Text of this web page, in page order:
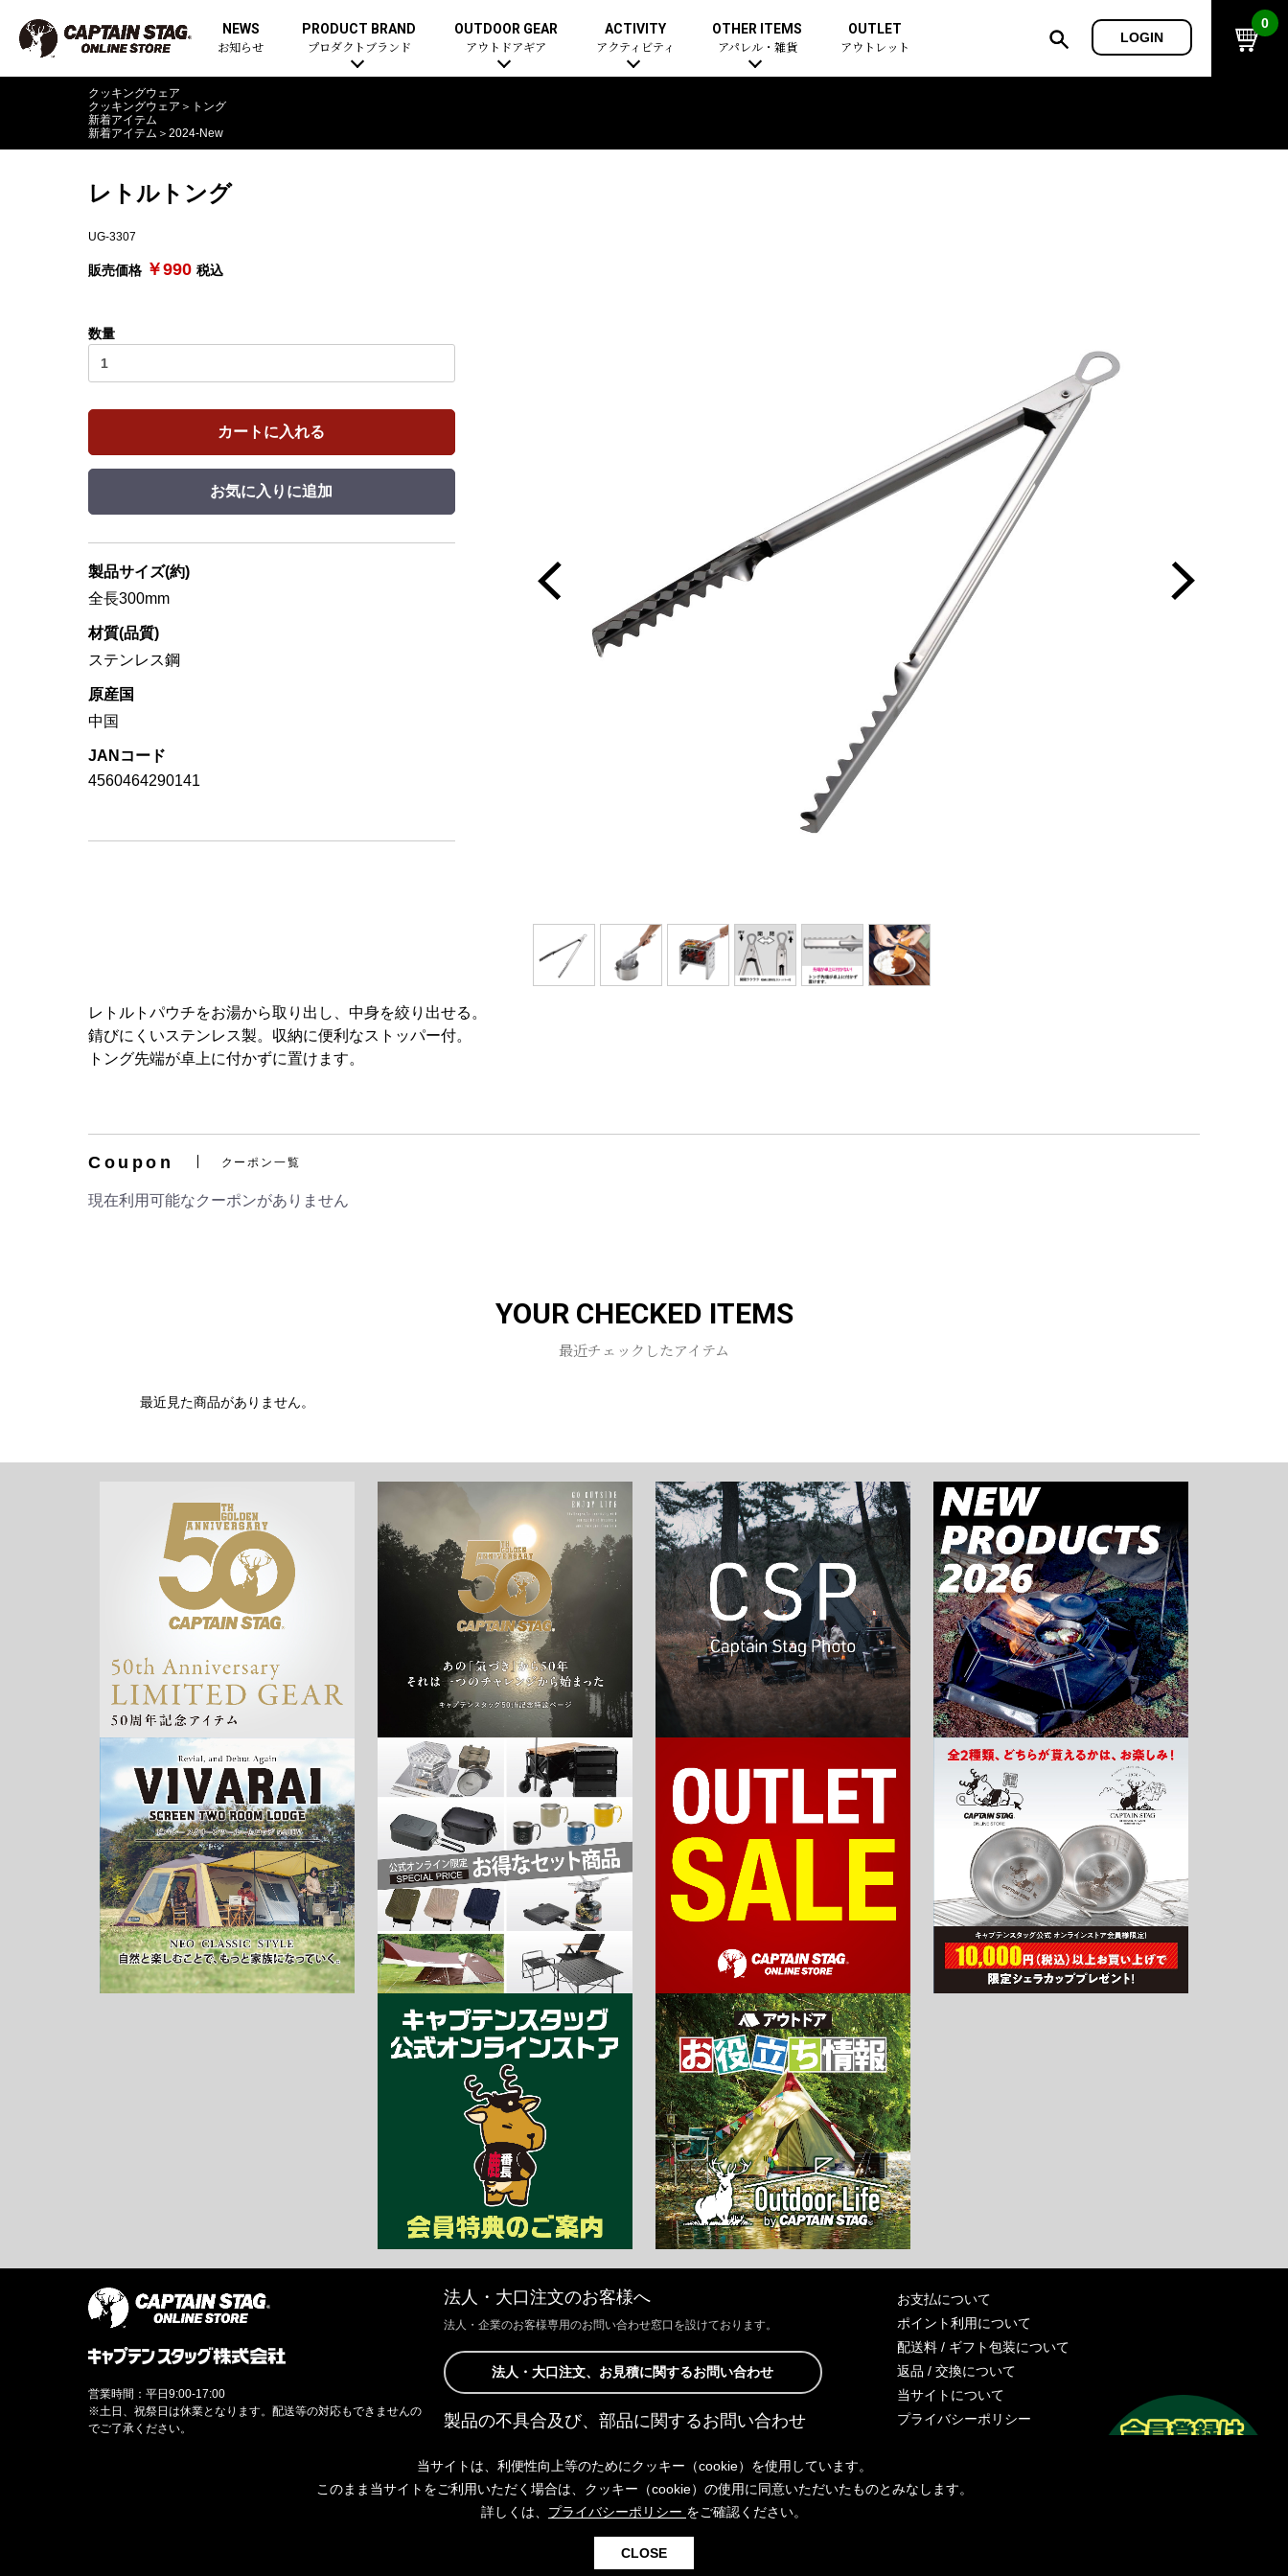
NEWS
お知らせ
PRODUCT BRAND
プロダクトブランド
OUTDOOR GEAR
アウトドアギア
ACTIVITY
アクティビティ
OTHER ITEMS
アパレル・雑貨
OUTLET
アウトレット
LOGIN
0
クッキングウェア
クッキングウェア ＞ トング
新着アイテム
新着アイテム ＞ 2024-New
レトルトング
UG-3307
販売価格 ￥990 税込
数量
カートに入れる
お買い物を続ける カートへ進む
お気に入りに追加
製品サイズ(約)
全長300mm
材質(品質)
ステンレス鋼
原産国
中国
JANコード
4560464290141
レトルトパウチをお湯から取り出し、中身を絞り出せる。
錆びにくいステンレス製。収納に便利なストッパー付。
トング先端が卓上に付かずに置けます。
Coupon クーポン一覧
現在利用可能なクーポンがありません
YOUR CHECKED ITEMS
最近チェックしたアイテム
最近見た商品がありません。
法人・大口注文のお客様へ
法人・企業のお客様専用のお問い合わせ窓口を設けております。
法人・大口注文、お見積に関するお問い合わせ
製品の不具合及び、部品に関するお問い合わせ
きましては、Webサイトにて承っております。
以下よりご連絡ください。
お支払について
ポイント利用について
配送料 / ギフト包装について
返品 / 交換について
当サイトについて
プライバシーポリシー
お問い合わせ
営業時間：平日9:00-17:00
※土日、祝祭日は休業となります。配送等の対応もできませんの
でご了承ください。
当サイトは、利便性向上等のためにクッキー（cookie）を使用しています。
このまま当サイトをご利用いただく場合は、クッキー（cookie）の使用に同意いただいたものとみなします。
詳しくは、 プライバシーポリシー をご確認ください。
CLOSE